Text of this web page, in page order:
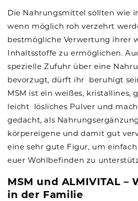
Die Nahrungsmittel sollten wie
wenn möglich roh verzehrt
bestmögliche Verwertung ihrer
Inhaltsstoffe zu ermöglichen.
spezielle Zufuhr über eine
bevorzugt, dürft ihr beruhigt
MSM ist ein weißes, kristallines,
leicht lösliches Pulver und
gedacht, als
körpereigene und damit gut
eine sehr gute Figur, um
euer Wohlbefinden zu
MSM und ALMIVITAL –
in der Familie